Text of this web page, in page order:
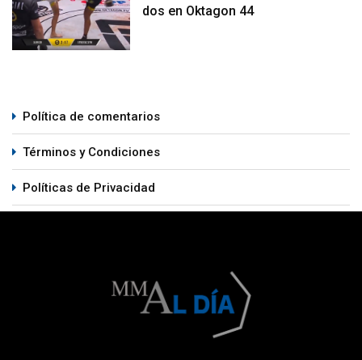
dos en Oktagon 44
Política de comentarios
Términos y Condiciones
Políticas de Privacidad